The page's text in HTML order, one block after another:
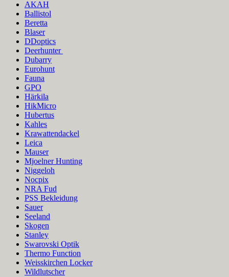
AKAH
Ballistol
Beretta
Blaser
DDoptics
Deerhunter
Dubarry
Eurohunt
Fauna
GPO
Härkila
HikMicro
Hubertus
Kahles
Krawattendackel
Leica
Mauser
Mjoelner Hunting
Niggeloh
Nocpix
NRA Fud
PSS Bekleidung
Sauer
Seeland
Skogen
Stanley
Swarovski Optik
Thermo Function
Weisskirchen Locker
Wildlutscher